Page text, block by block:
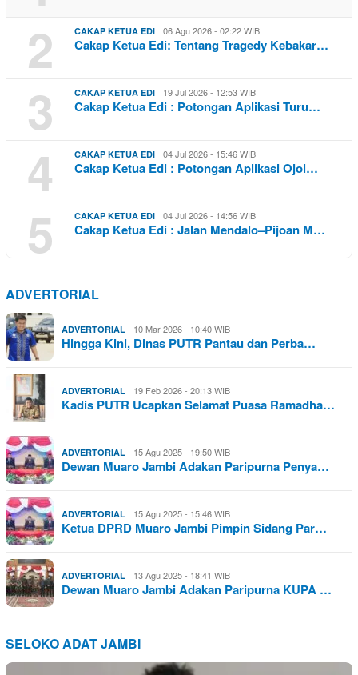
2 CAKAP KETUA EDI 06 Agu 2026 - 02:22 WIB
Cakap Ketua Edi: Tentang Tragedy Kebakar…
3 CAKAP KETUA EDI 19 Jul 2026 - 12:53 WIB
Cakap Ketua Edi : Potongan Aplikasi Turu…
4 CAKAP KETUA EDI 04 Jul 2026 - 15:46 WIB
Cakap Ketua Edi : Potongan Aplikasi Ojol…
5 CAKAP KETUA EDI 04 Jul 2026 - 14:56 WIB
Cakap Ketua Edi : Jalan Mendalo–Pijoan M…
ADVERTORIAL
ADVERTORIAL 10 Mar 2026 - 10:40 WIB
Hingga Kini, Dinas PUTR Pantau dan Perba…
ADVERTORIAL 19 Feb 2026 - 20:13 WIB
Kadis PUTR Ucapkan Selamat Puasa Ramadha…
ADVERTORIAL 15 Agu 2025 - 19:50 WIB
Dewan Muaro Jambi Adakan Paripurna Penya…
ADVERTORIAL 15 Agu 2025 - 15:46 WIB
Ketua DPRD Muaro Jambi Pimpin Sidang Par…
ADVERTORIAL 13 Agu 2025 - 18:41 WIB
Dewan Muaro Jambi Adakan Paripurna KUPA …
SELOKO ADAT JAMBI